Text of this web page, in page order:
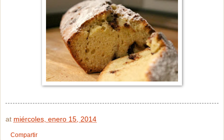
at miércoles, enero 15, 2014
Compartir